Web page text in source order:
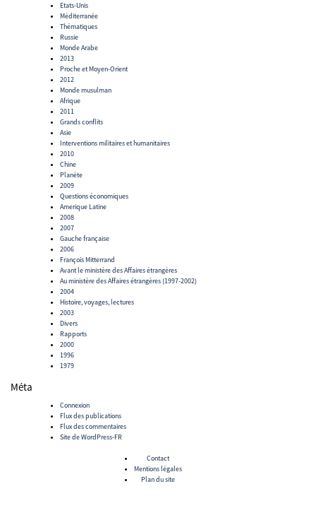
Etats-Unis
Méditerranée
Thématiques
Russie
Monde Arabe
2013
Proche et Moyen-Orient
2012
Monde musulman
Afrique
2011
Grands conflits
Asie
Interventions militaires et humanitaires
2010
Chine
Planète
2009
Questions économiques
Amerique Latine
2008
2007
Gauche française
2006
François Mitterrand
Avant le ministère des Affaires étrangères
Au ministère des Affaires étrangères (1997-2002)
2004
Histoire, voyages, lectures
2003
Divers
Rapports
2000
1996
1979
Méta
Connexion
Flux des publications
Flux des commentaires
Site de WordPress-FR
Contact
Mentions légales
Plan du site